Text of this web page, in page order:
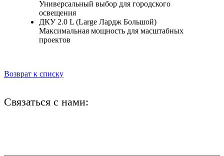
Универсальный выбор для городского
освещения
ДКУ 2.0 L (Large Лардж Большой)
Максимальная мощность для масштабных
проектов
Возврат к списку
Связаться с нами: